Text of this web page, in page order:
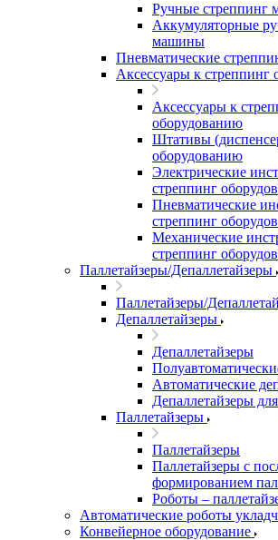
Ручные стреппинг
Аккумуляторные
машины
Пневматические
Аксессуары к стреппинг
Аксессуары к
оборудованию
Штативы
оборудованию
Электрические
стреппинг
Пневматические
стреппинг
Механические
стреппинг
Паллетайзеры/Депаллетайзеры
Паллетайзеры/
Депаллетайзеры
Депаллетайзеры
Автоматические
Депаллетайзеры
Паллетайзеры
Паллетайзеры
Паллетайзеры с
формированием
Роботы –
Автоматические роботы
Конвейерное оборудование